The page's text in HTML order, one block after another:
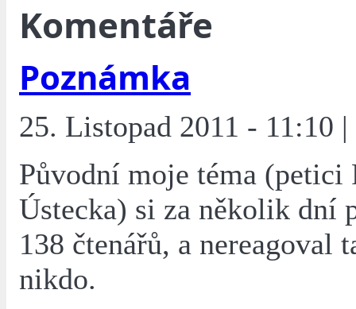
Komentáře
Poznámka
25. Listopad 2011 - 11:10
Původní moje téma (petici
Ústecka) si za několik dní
138 čtenářů, a nereagoval
nikdo.